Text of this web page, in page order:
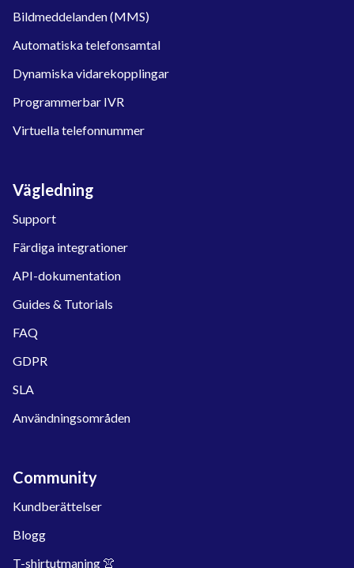
Bildmeddelanden (MMS)
Automatiska telefonsamtal
Dynamiska vidarekopplingar
Programmerbar IVR
Virtuella telefonnummer
Vägledning
Support
Färdiga integrationer
API-dokumentation
Guides & Tutorials
FAQ
GDPR
SLA
Användningsområden
Community
Kundberättelser
Blogg
T-shirtutmaning 👚